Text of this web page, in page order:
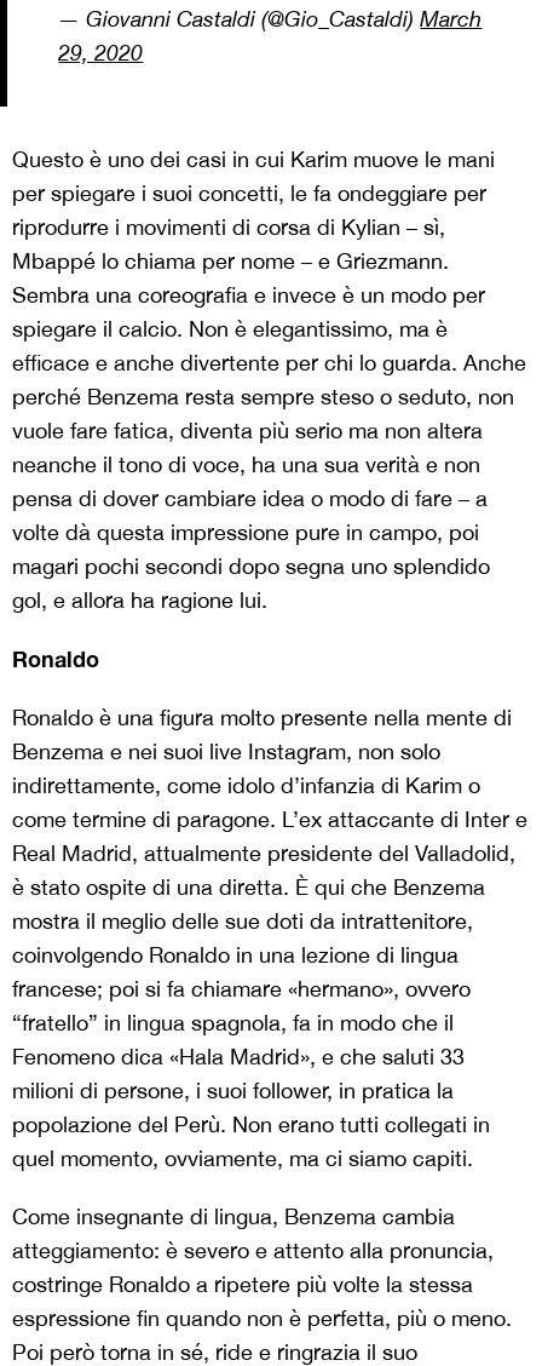
— Giovanni Castaldi (@Gio_Castaldi)March
29, 2020
Questo è uno dei casi in cui Karim muove le mani
per spiegare i suoi concetti, le fa ondeggiare per
riprodurre i movimenti di corsa di Kylian – sì,
Mbappé lo chiama per nome – e Griezmann.
Sembra una coreografia e invece è un modo per
spiegare il calcio. Non è elegantissimo, ma è
efficace e anche divertente per chi lo guarda. Anche
perché Benzema resta sempre steso o seduto, non
vuole fare fatica, diventa più serio ma non altera
neanche il tono di voce, ha una sua verità e non
pensa di dover cambiare idea o modo di fare – a
volte dà questa impressione pure in campo, poi
magari pochi secondi dopo segna uno splendido
gol, e allora ha ragione lui.
Ronaldo
Ronaldo è una figura molto presente nella mente di
Benzema e nei suoi live Instagram, non solo
indirettamente, come idolo d’infanzia di Karim o
come termine di paragone. L’ex attaccante di Inter e
Real Madrid, attualmente presidente del Valladolid,
è stato ospite di una diretta. È qui che Benzema
mostra il meglio delle sue doti da intrattenitore,
coinvolgendo Ronaldo in una lezione di lingua
francese; poi si fa chiamare «hermano», ovvero
“fratello” in lingua spagnola, fa in modo che il
Fenomeno dica «Hala Madrid», e che saluti 33
milioni di persone, i suoi follower, in pratica la
popolazione del Perù. Non erano tutti collegati in
quel momento, ovviamente, ma ci siamo capiti.
Come insegnante di lingua, Benzema cambia
atteggiamento: è severo e attento alla pronuncia,
costringe Ronaldo a ripetere più volte la stessa
espressione fin quando non è perfetta, più o meno.
Poi però torna in sé, ride e ringrazia il suo